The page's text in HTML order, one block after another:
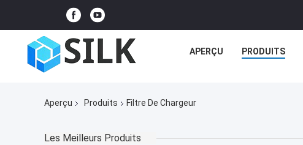
APERÇU PRODUITS
Aperçu Produits Filtre De Chargeur
Les Meilleurs Produits